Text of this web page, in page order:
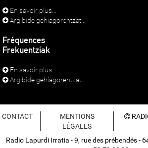
En savoir plus...
Argibide gehiagorentzat...
Fréquences
Frekuentziak
En savoir plus...
Argibide gehiagorentzat...
CONTACT
MENTIONS
LÉGALES
Radio Lapurdi Irratia - 9, rue des prébendés -